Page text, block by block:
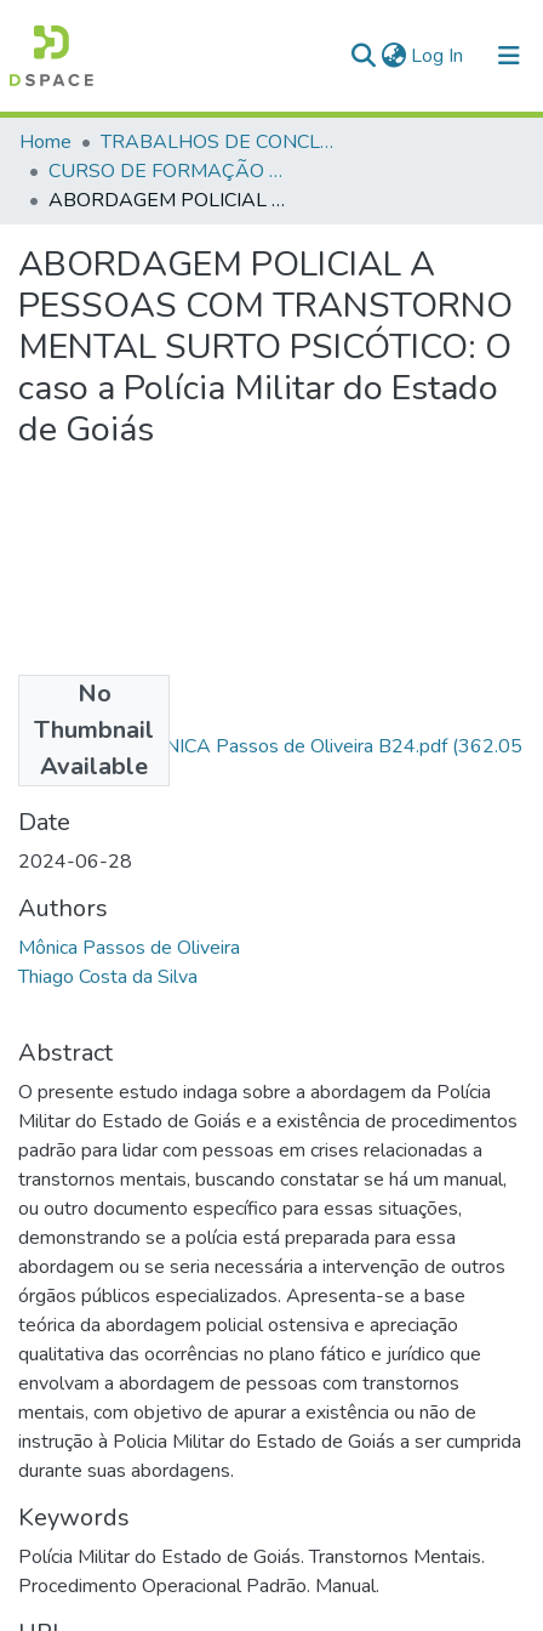
Log In (current)
Communities & Collections
All of DSpace
Home
TRABALHOS DE CONCLUSÃO DE CURSO - CFO (CURSO DE FORMAÇÃO DE OFICIAIS)
CURSO DE FORMAÇÃO DE OFICIAIS - 47ª TURMA CFO – ASPIRANTES - 2025
ABORDAGEM POLICIAL A PESSOAS COM TRANSTORNO MENTAL SURTO PSICÓTICO: O caso a Polícia Militar do Estado de Goiás
ABORDAGEM POLICIAL A
PESSOAS COM TRANSTORNO
MENTAL SURTO PSICÓTICO: O
caso a Polícia Militar do Estado
de Goiás
No
Thumbnail
Available
CAD 38.851 MÔNICA Passos de Oliveira B24.pdf(362.05
KB)
Date
2024-06-28
Authors
Mônica Passos de Oliveira
Thiago Costa da Silva
Abstract
O presente estudo indaga sobre a abordagem da Polícia
Militar do Estado de Goiás e a existência de procedimentos
padrão para lidar com pessoas em crises relacionadas a
transtornos mentais, buscando constatar se há um manual,
ou outro documento específico para essas situações,
demonstrando se a polícia está preparada para essa
abordagem ou se seria necessária a intervenção de outros
órgãos públicos especializados. Apresenta-se a base
teórica da abordagem policial ostensiva e apreciação
qualitativa das ocorrências no plano fático e jurídico que
envolvam a abordagem de pessoas com transtornos
mentais, com objetivo de apurar a existência ou não de
instrução à Policia Militar do Estado de Goiás a ser cumprida
durante suas abordagens.
Keywords
Polícia Militar do Estado de Goiás. Transtornos Mentais.
Procedimento Operacional Padrão. Manual.